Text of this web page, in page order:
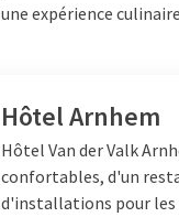
une expérience
Hôtel Arnhem
Hôtel Van der Valk
confortables, d'un
d'installations pour les